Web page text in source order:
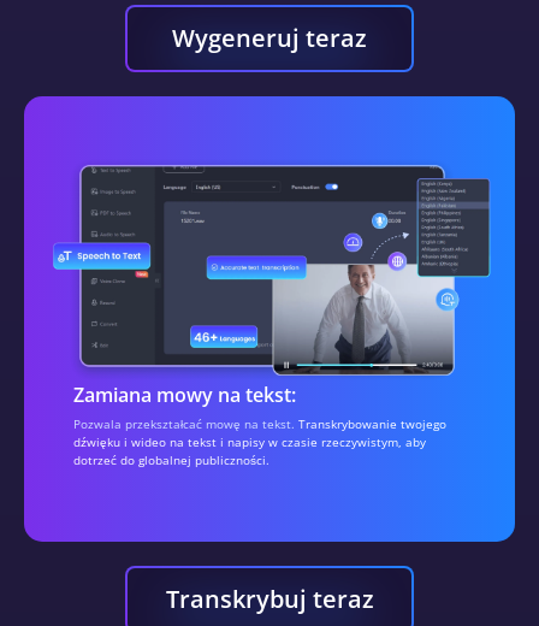
Wygeneruj teraz
Zamiana mowy na tekst:
Pozwala przekształcać mowę na tekst. Transkrybowanie twojego
dźwięku i wideo na tekst i napisy w czasie rzeczywistym, aby
dotrzeć do globalnej publiczności.
Transkrybuj teraz